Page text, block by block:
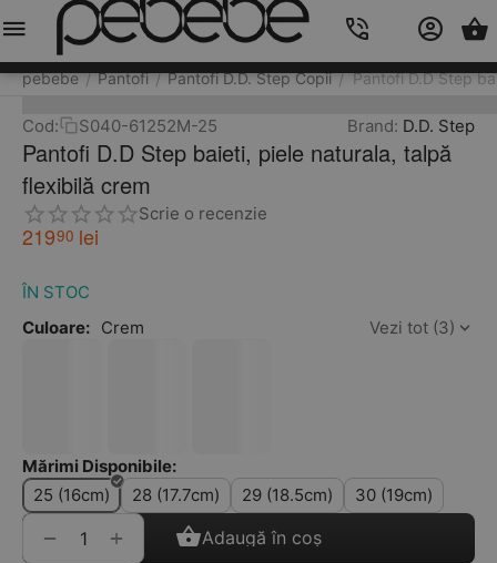
pebebe / Pantofi / Pantofi D.D. Step Copii / Pantofi D.D Step
Cod: S040-61252M-25 Brand: D.D. Step
Pantofi D.D Step baieti, piele naturala, talpă
flexibilă crem
Scrie o recenzie
21990 lei
ÎN STOC
Culoare: Crem Vezi tot (3)
Mărimi Disponibile:
25 (16cm)
28 (17.7cm) 29 (18.5cm) 30 (19cm)
+
− Adaugă în coș
Meniu Caută Cos